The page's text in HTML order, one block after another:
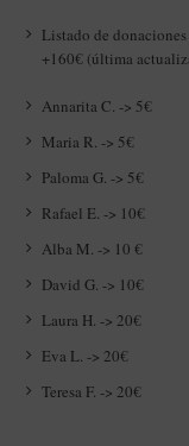
Listado de
+160€ (última
Annarita C. -> 5€
Maria R. -> 5€
Paloma G. -> 5€
Rafael E. -> 10€
Alba M. -> 10 €
David G. -> 10€
Laura H. -> 20€
Eva L. -> 20€
Teresa F. -> 20€